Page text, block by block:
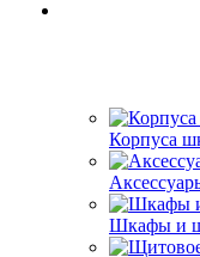
Корпуса
Шкафы и